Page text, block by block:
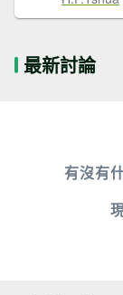
最新討論
有沒有